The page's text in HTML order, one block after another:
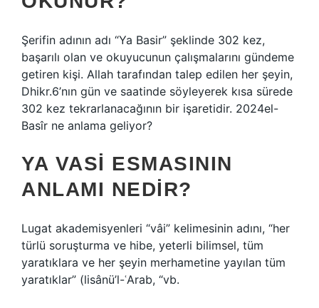
Şerifin adının adı “Ya Basir” şeklinde 302 kez,
başarılı olan ve okuyucunun çalışmalarını gündeme
getiren kişi. Allah tarafından talep edilen her şeyin,
Dhikr.6’nın gün ve saatinde söyleyerek kısa sürede
302 kez tekrarlanacağının bir işaretidir. 2024el-
Basîr ne anlama geliyor?
YA VASI ESMASININ
ANLAMI NEDIR?
Lugat akademisyenleri “vâi” kelimesinin adını, “her
türlü soruşturma ve hibe, yeterli bilimsel, tüm
yaratıklara ve her şeyin merhametine yayılan tüm
yaratıklar” (lisânü’l-ʿArab, “vb.